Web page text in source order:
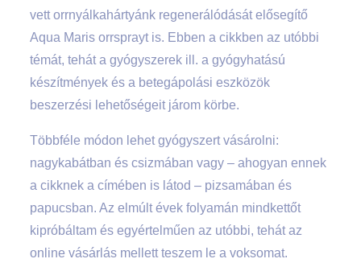
vett orrnyálkahártyánk regenerálódását elősegítő
Aqua Maris orrsprayt is. Ebben a cikkben az utóbbi
témát, tehát a gyógyszerek ill. a gyógyhatású
készítmények és a betegápolási eszközök
beszerzési lehetőségeit járom körbe.
Többféle módon lehet gyógyszert vásárolni:
nagykabátban és csizmában vagy – ahogyan ennek
a cikknek a címében is látod – pizsamában és
papucsban. Az elmúlt évek folyamán mindkettőt
kipróbáltam és egyértelműen az utóbbi, tehát az
online vásárlás mellett teszem le a voksomat.